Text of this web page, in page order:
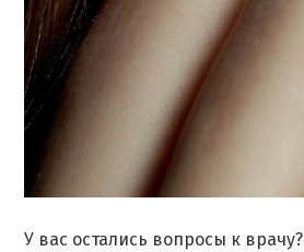
У вас остались вопросы к врачу?